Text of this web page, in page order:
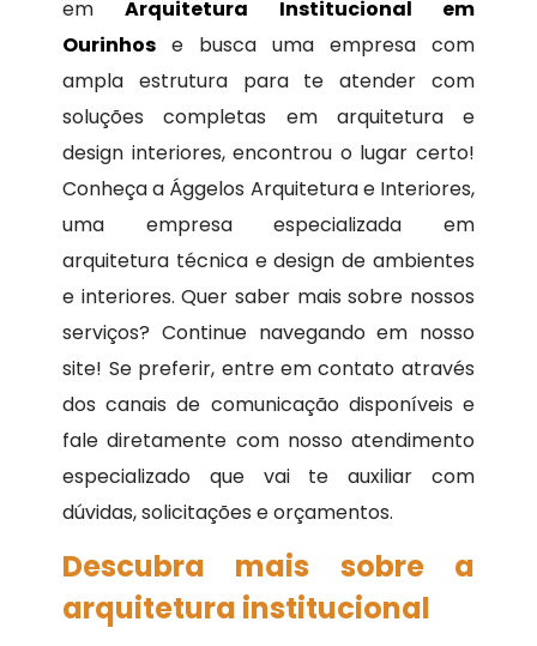
emArquitetura Institucional em
Ourinhos e busca uma empresa com
ampla estrutura para te atender com
soluções completas em arquitetura e
design interiores, encontrou o lugar certo!
Conheça a Ággelos Arquitetura e Interiores,
uma empresa especializada em
arquitetura técnica e design de ambientes
e interiores. Quer saber mais sobre nossos
serviços? Continue navegando em nosso
site! Se preferir, entre em contato através
dos canais de comunicação disponíveis e
fale diretamente com nosso atendimento
especializado que vai te auxiliar com
dúvidas, solicitações e orçamentos.
Descubra mais sobre a
arquitetura institucional